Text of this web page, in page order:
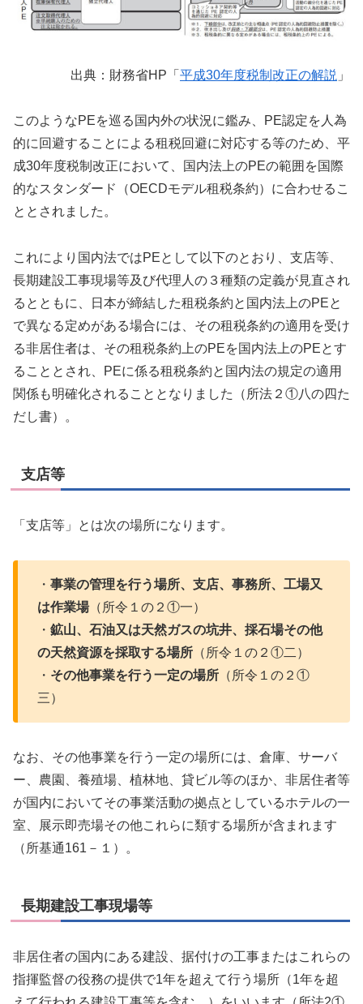
出典：財務省HP「 平成30年度税制改正の解説 」
このようなPEを巡る国内外の状況に鑑み、PE認定を人為
的に回避することによる租税回避に対応する等のため、平
成30年度税制改正において、国内法上のPEの範囲を国際
的なスタンダード（OECDモデル租税条約）に合わせるこ
ととされました。
これにより国内法ではPEとして以下のとおり、支店等、
長期建設工事現場等及び代理人の３種類の定義が見直され
るとともに、日本が締結した租税条約と国内法上のPEと
で異なる定めがある場合には、その租税条約の適用を受け
る非居住者は、その租税条約上のPEを国内法上のPEとす
ることとされ、PEに係る租税条約と国内法の規定の適用
関係も明確化されることとなりました（所法２①八の四た
だし書）。
支店等
「支店等」とは次の場所になります。
・ 事業の管理を行う場所、支店、事務所、工場又
は作業場（所令１の２①一）
・ 鉱山、石油又は天然ガスの坑井、採石場その他
の天然資源を採取する場所 （所令１の２①二）
・ その他事業を行う一定の場所 （所令１の２①
三）
なお、その他事業を行う一定の場所には、倉庫、サーバ
ー、農園、養殖場、植林地、貸ビル等のほか、非居住者等
が国内においてその事業活動の拠点としているホテルの一
室、展示即売場その他これらに類する場所が含まれます
（所基通161－１）。
長期建設工事現場等
非居住者の国内にある建設、据付けの工事またはこれらの
指揮監督の役務の提供で1年を超えて行う場所（1年を超